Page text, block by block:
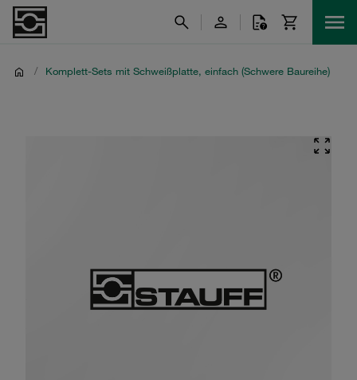
/ Komplett-Sets mit Schweißplatte, einfach (Schwere Baureihe)